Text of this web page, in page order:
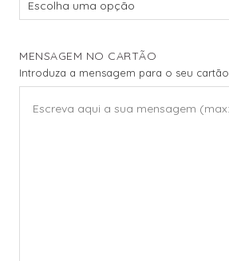
through
MENSAGEM NO CARTÃO
Introduza a mensagem para o seu cartão.